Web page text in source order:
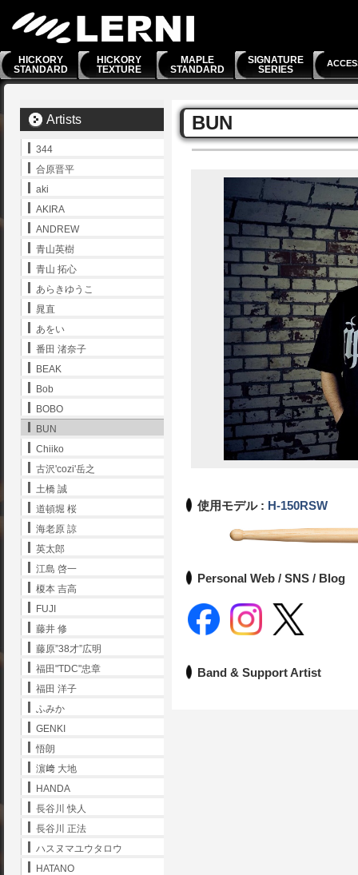
HICKORY
STANDARD
HICKORY
TEXTURE
MAPLE
STANDARD
SIGNATURE
SERIES
BUN
使用モデル : H-150RSW
Personal Web / SNS / Blog
Band & Support Artist
Artists
344
合原晋平
aki
AKIRA
ANDREW
青山英樹
青山 拓心
あらきゆうこ
晁直
あをい
番田 渚奈子
BEAK
Bob
BOBO
BUN
Chiiko
古沢'cozi'岳之
土橋 誠
道頓堀 桜
海老原 諒
英太郎
江島 啓一
榎本 吉高
FUJI
藤井 修
藤原”38才”広明
福田"TDC"忠章
福田 洋子
ふみか
GENKI
悟朗
濵﨑 大地
HANDA
長谷川 快人
長谷川 正法
ハスヌマユウタロウ
HATANO